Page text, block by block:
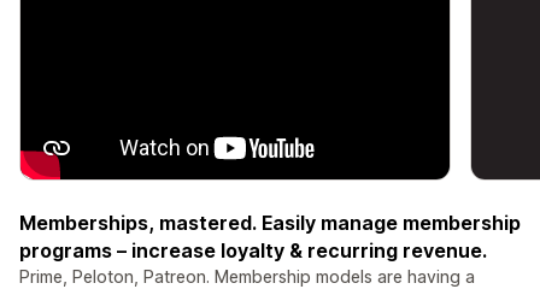
Memberships, mastered. Easily manage membership
programs – increase loyalty & recurring revenue.
Prime, Peloton, Patreon. Membership models are having a